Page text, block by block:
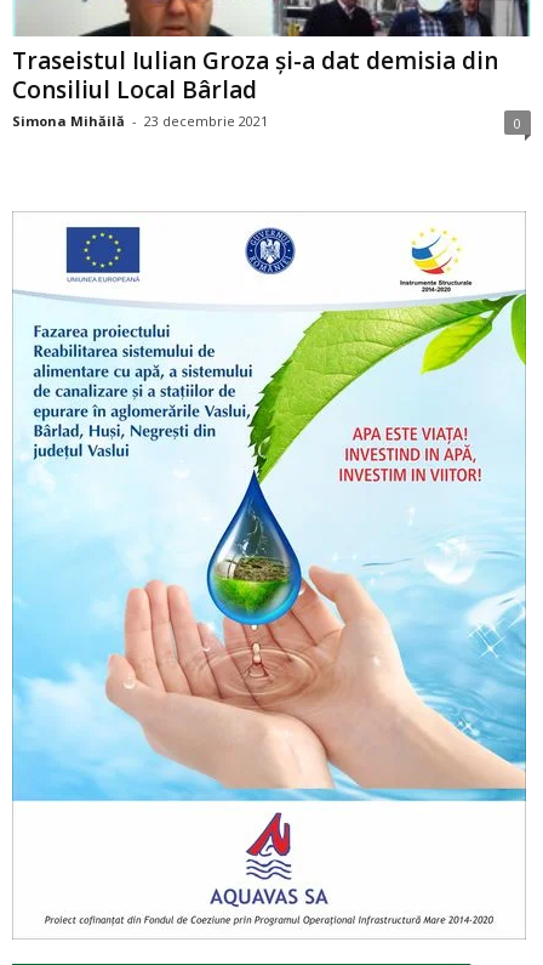
Traseistul Iulian Groza și-a dat demisia din
Consiliul Local Bârlad
Simona Mihăilă - 23 decembrie 2021 0